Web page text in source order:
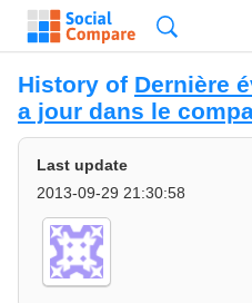
History of Dernière
a jour dans le
Last update
2013-09-29 21:30:58